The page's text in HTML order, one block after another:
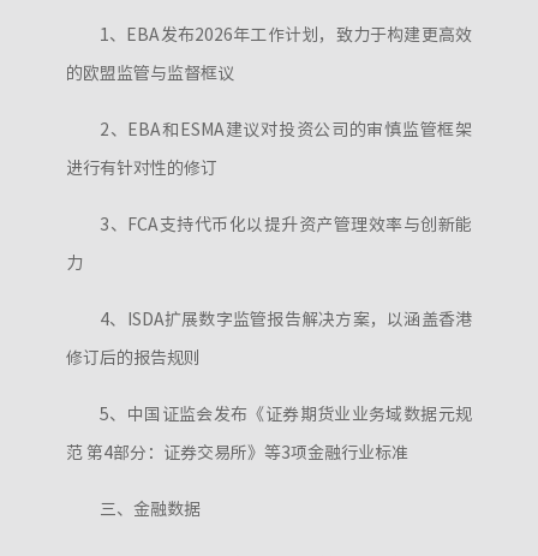
1、EBA发布2026年工作计划，致力于构建更高效
的欧盟监管与监督框议
2、EBA和ESMA建议对投资公司的审慎监管框架
进行有针对性的修订
3、FCA支持代币化以提升资产管理效率与创新能
力
4、ISDA扩展数字监管报告解决方案，以涵盖香港
修订后的报告规则
5、中国证监会发布《证券期货业业务域数据元规
范 第4部分：证券交易所》等3项金融行业标准
三、金融数据